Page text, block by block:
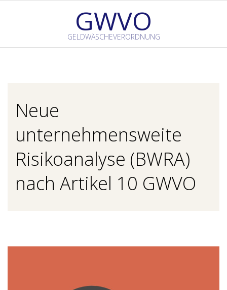
GWVO
GELDWÄSCHEVERORDNUNG
Neue
unternehmensweite
Risikoanalyse (BWRA)
nach Artikel 10 GWVO